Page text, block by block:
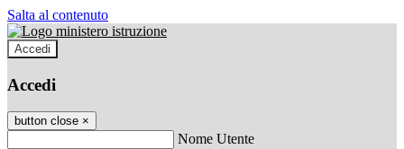
Salta al contenuto
Accedi
Accedi
button close ×
Nome Utente